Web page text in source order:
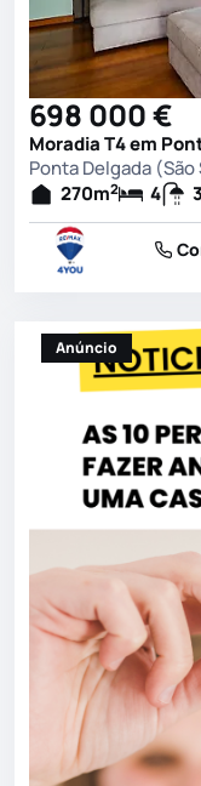
698 000 €
Ponta Delgada
270m2 4 3
Anúncio